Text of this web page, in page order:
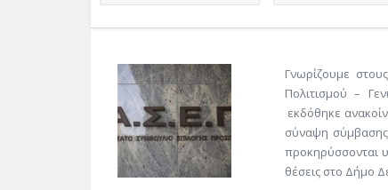
Γνωρίζουμε
Πολιτισμού –
εκδόθηκε
σύναψη
προκηρύσσονται
θέσεις στο Δήμο